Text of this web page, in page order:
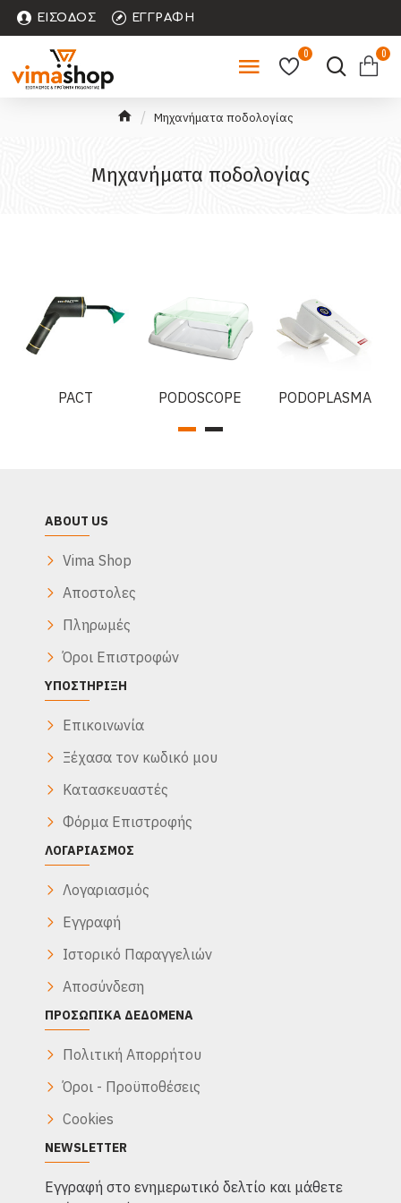
ΕΊΣΟΔΟΣ ΕΓΓΡΑΦΉ
0 0
Μηχανήματα ποδολογίας
Μηχανήματα ποδολογίας
PACT PODOSCOPE PODOPLASMA
ABOUT US
Vima Shop
Αποστολες
Πληρωμές
Όροι Επιστροφών
ΥΠΟΣΤΉΡΙΞΗ
Επικοινωνία
Ξέχασα τον κωδικό μου
Κατασκευαστές
Φόρμα Επιστροφής
ΛΟΓΑΡΙΑΣΜΌΣ
Λογαριασμός
Εγγραφή
Ιστορικό Παραγγελιών
Αποσύνδεση
ΠΡΟΣΩΠΙΚΆ ΔΕΔΟΜΈΝΑ
Πολιτική Απορρήτου
Όροι - Προϋποθέσεις
Cookies
NEWSLETTER
Eγγραφή στο ενημερωτικό δελτίο και μάθετε